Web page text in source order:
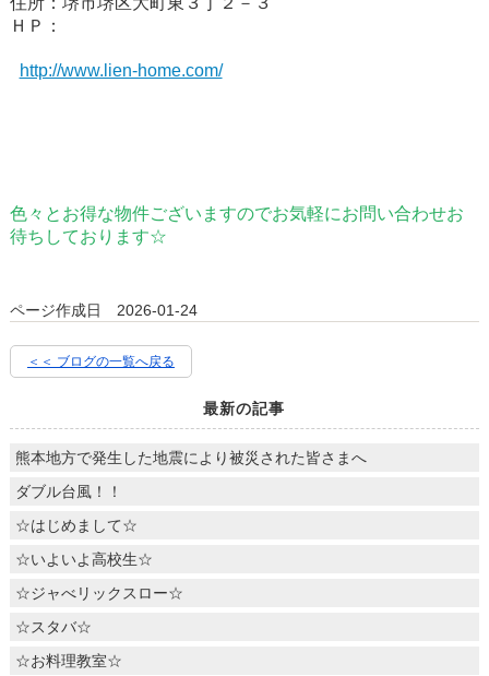
ＨＰ：
http://www.lien-home.com/
色々とお得な物件ございますのでお気軽にお問い合わせお
待ちしております☆
ページ作成日 2026-01-24
＜＜ ブログの一覧へ戻る
最新の記事
熊本地方で発生した地震により被災された皆さまへ
ダブル台風！！
☆はじめまして☆
☆いよいよ高校生☆
☆ジャべリックスロー☆
☆スタバ☆
☆お料理教室☆